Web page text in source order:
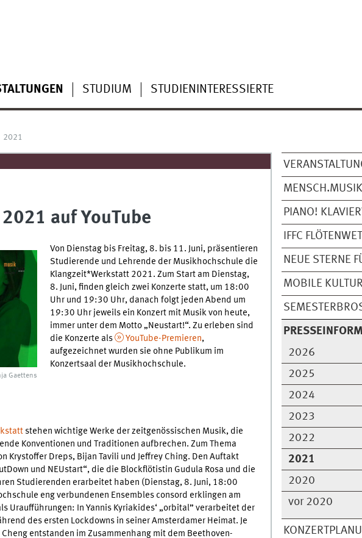
STUDIUM STUDIENINTERESSIERTE
2021
PIANO!
IFFC
NEUE STERNE
MOBILE
2026
2025
2024
2023
2022
2021
2020
vor 2020
auf YouTube
Gaettens
Von Dienstag bis Freitag, 8. bis 11. Juni, präsentieren
Studierende und Lehrende der Musikhochschule die
Klangzeit*Werkstatt 2021. Zum Start am Dienstag,
8. Juni, finden gleich zwei Konzerte statt, um 18:00
Uhr und 19:30 Uhr, danach folgt jeden Abend um
19:30 Uhr jeweils ein Konzert mit Musik von heute,
immer unter dem Motto „Neustart!“. Zu erleben sind
die Konzerte als
YouTube-Premieren,
aufgezeichnet wurden sie ohne Publikum im
Konzertsaal der Musikhochschule.
stehen wichtige Werke der zeitgenössischen Musik, die
Konventionen und Traditionen aufbrechen. Zum Thema
Krystoffer Dreps, Bijan Tavili und Jeffrey Ching. Den Auftakt
und NEUstart“, die die Blockflötistin Gudula Rosa und die
Studierenden erarbeitet haben (Dienstag, 8. Juni, 18:00
eng verbundenen Ensembles consord erklingen am
Uraufführungen: In Yannis Kyriakides‘ „orbital” verarbeitet der
des ersten Lockdowns in seiner Amsterdamer Heimat. Je
entstanden im Zusammenhang mit dem Beethoven-